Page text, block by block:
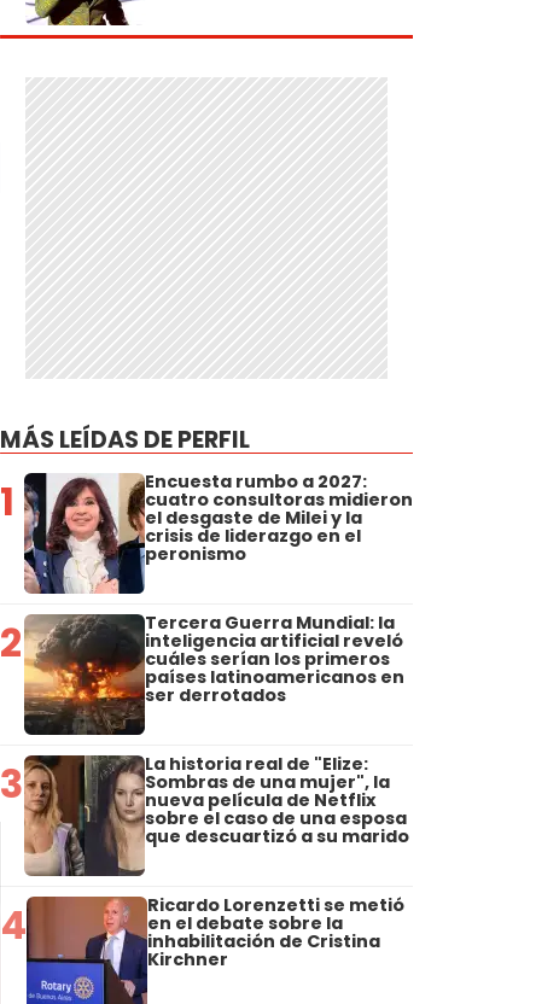
MÁS LEÍDAS DE PERFIL
1 Encuesta rumbo a 2027:
cuatro consultoras midieron
el desgaste de Milei y la
crisis de liderazgo en el
peronismo
2 Tercera Guerra Mundial: la
inteligencia artificial reveló
cuáles serían los primeros
países latinoamericanos en
ser derrotados
3 La historia real de "Elize:
Sombras de una mujer", la
nueva película de Netflix
sobre el caso de una esposa
que descuartizó a su marido
4 Ricardo Lorenzetti se metió
en el debate sobre la
inhabilitación de Cristina
Kirchner